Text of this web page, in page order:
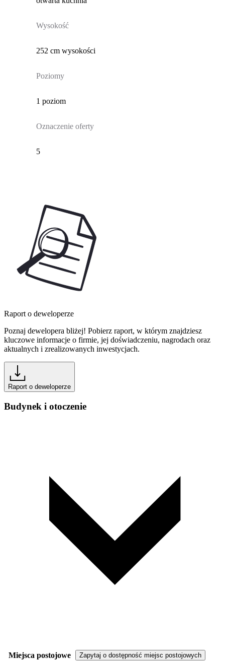
Wysokość
252 cm wysokości
Poziomy
1 poziom
Oznaczenie oferty
5
Raport o deweloperze
Poznaj dewelopera bliżej! Pobierz raport, w którym znajdziesz
kluczowe informacje o firmie, jej doświadczeniu, nagrodach oraz
aktualnych i zrealizowanych inwestycjach.
Raport o deweloperze
Budynek i otoczenie
Miejsca postojowe Zapytaj o dostępność miejsc postojowych